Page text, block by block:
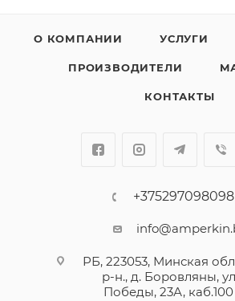
О КОМПАНИИ УСЛУГИ
ПРОИЗВОДИТЕЛИ
КОНТАКТЫ
+375297098098
РБ, 223053, Минская
р-н., д. Боровляны,
Победы, 23А, каб.100